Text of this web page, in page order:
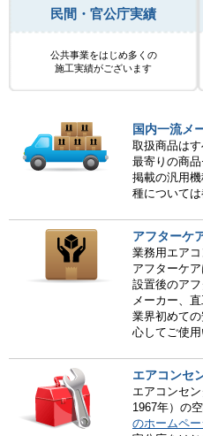
民間・官公庁実績
公共事業をはじめ多くの
施工実績がございます
国内一流メ
取扱商品は
最寄りの商品
掲載の汎用
種については
アフターケ
業務用エア
アフターケ
設置後のアフ
メーカー、
業界初めて
心してご使
エアコンセ
エアコンセ
1967年）の
のホームペ